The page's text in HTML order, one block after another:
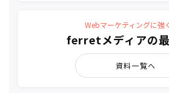
Webマーケティングに強
ferretメディアの
資料一覧へ